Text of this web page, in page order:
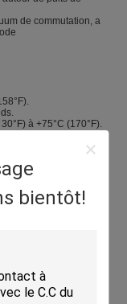
bientôt!
de commutation, a
à +75°C (170°F).
et à 90%RH.
contrôle industriel,
lecture électronique,
d'assistance,
d'outils,